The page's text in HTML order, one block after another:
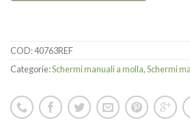
COD:40763REF
Categorie:Schermi manuali a molla,Schermi